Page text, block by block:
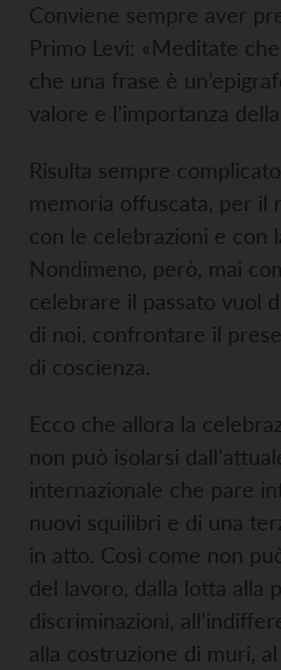
Conviene sempre aver
Primo Levi: «Meditate
che una frase è
valore e l’importanza
Risulta sempre
memoria offuscata, per il
con le celebrazioni e con
Nondimeno, però, mai
celebrare il passato vuol
di noi, confrontare il
di coscienza.
Ecco che allora la
non può isolarsi
internazionale che pare
nuovi squilibri e di una
in atto. Così come non
del lavoro, dalla lotta alla
discriminazioni,
alla costruzione di muri,